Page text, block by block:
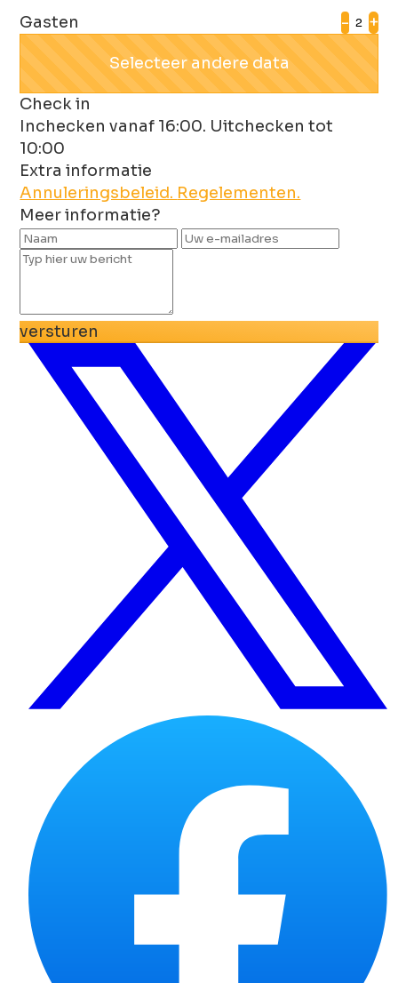
Gasten - +
Selecteer andere data
Check in
Inchecken vanaf 16:00. Uitchecken tot
10:00
Extra informatie
Annuleringsbeleid. Regelementen.
Meer informatie?
versturen